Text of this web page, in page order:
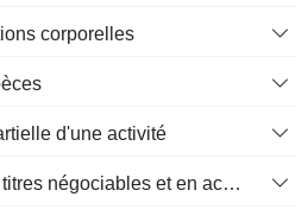
corporelles
d'une activité
Investissements en titres négociables et en actions, total